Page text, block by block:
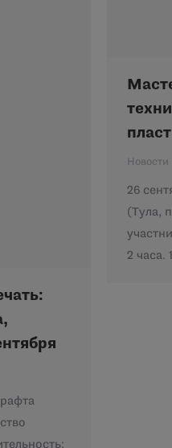
Новости
26
(Тула,
2 часа.